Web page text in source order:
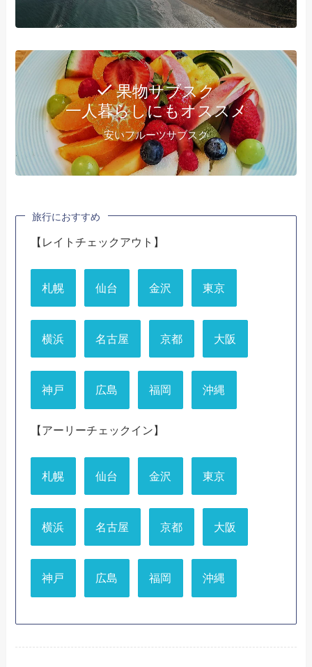
果物サブスク
一人暮らしにもオススメ
安いフルーツサブスク
旅行におすすめ
【レイトチェックアウト】
札幌 仙台 金沢 東京
横浜 名古屋 京都 大阪
神戸 広島 福岡 沖縄
【アーリーチェックイン】
札幌 仙台 金沢 東京
横浜 名古屋 京都 大阪
神戸 広島 福岡 沖縄